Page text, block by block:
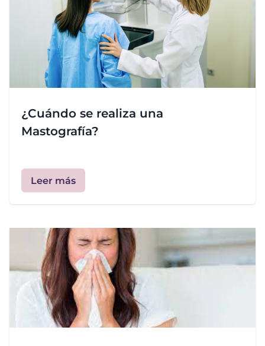
¿Cuándo se realiza una
Mastografía?
Leer más